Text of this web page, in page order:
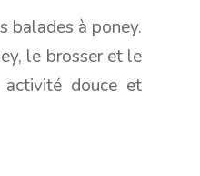
balades à poney.
le brosser et le
douce et